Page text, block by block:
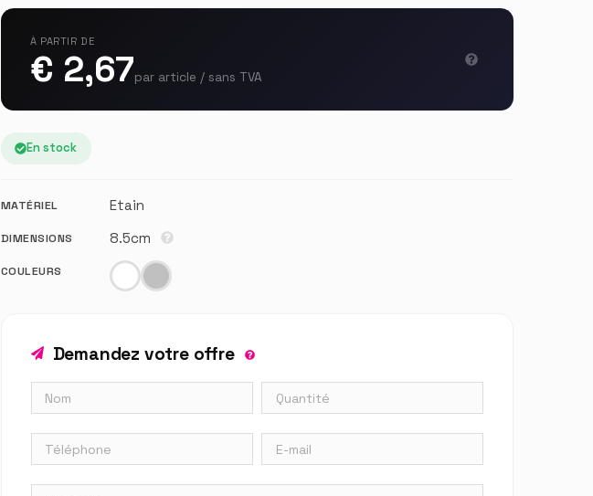
À PARTIR DE
€ 2,67par article / sans TVA
En stock
MATÉRIEL Etain
DIMENSIONS 8.5cm
COULEURS
Demandez votre offre